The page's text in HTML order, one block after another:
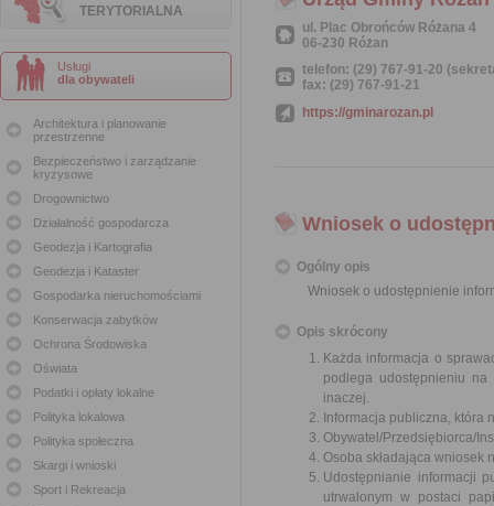
TERYTORIALNA
Usługi
dla obywateli
Architektura i planowanie
przestrzenne
Bezpieczeństwo i zarządzanie
kryzysowe
Drogownictwo
Działalność gospodarcza
Geodezja i Kartografia
Geodezja i Kataster
Gospodarka nieruchomościami
Konserwacja zabytków
Ochrona Środowiska
Oświata
Podatki i opłaty lokalne
Polityka lokalowa
Polityka społeczna
Skargi i wnioski
Sport i Rekreacja
ul. Plac Obrońców Różana 4
06-230 Różan
telefon: (29) 767-91-20
fax: (29) 767-91-21
https://gminarozan.pl
Wniosek o
Ogólny opis
Wniosek o udostępnienie
Opis skrócony
Każda informacja o
podlega udostępnieniu
inaczej.
Informacja publiczna, która
Obywatel/Przedsiębiorca/
Osoba składająca wniosek
Udostępnianie informacji
utrwalonym w postaci